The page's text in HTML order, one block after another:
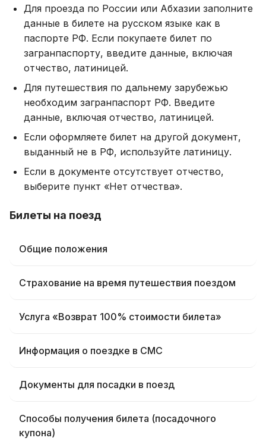
Для проезда по России или Абхазии заполните
данные в билете на русском языке как в
паспорте РФ. Если покупаете билет по
загранпаспорту, введите данные, включая
отчество, латиницей.
Для путешествия по дальнему зарубежью
необходим загранпаспорт РФ. Введите
данные, включая отчество, латиницей.
Если оформляете билет на другой документ,
выданный не в РФ, используйте латиницу.
Если в документе отсутствует отчество,
выберите пункт «Нет отчества».
Билеты на поезд
Общие положения
Страхование на время путешествия поездом
Услуга «Возврат 100% стоимости билета»
Информация о поездке в СМС
Документы для посадки в поезд
Способы получения билета (посадочного
купона)